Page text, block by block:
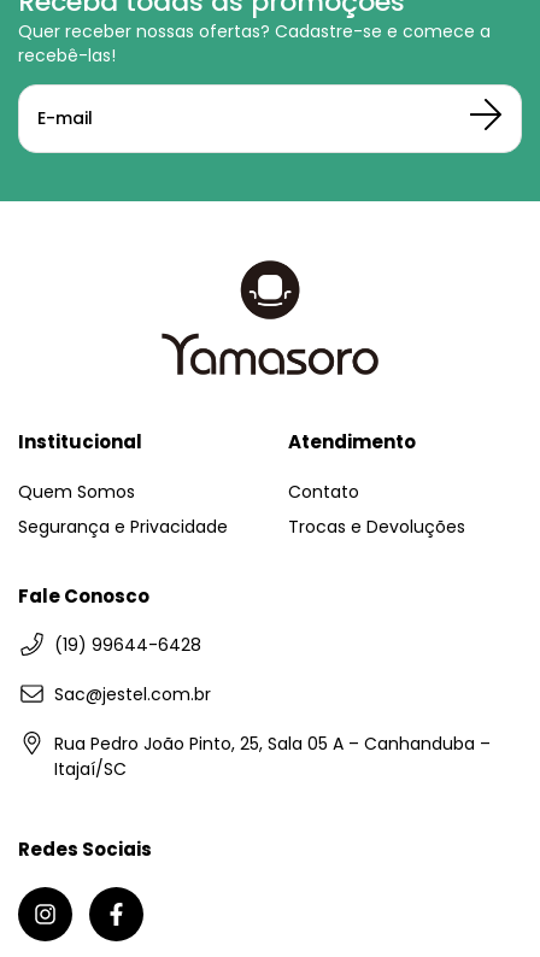
Quer receber nossas ofertas? Cadastre-se e comece a
recebê-las!
Institucional
Quem Somos
Segurança e Privacidade
Atendimento
Contato
Trocas e Devoluções
Fale Conosco
(19) 99644-6428
Sac@jestel.com.br
Rua Pedro João Pinto, 25, Sala 05 A – Canhanduba –
Itajaí/SC
Redes Sociais